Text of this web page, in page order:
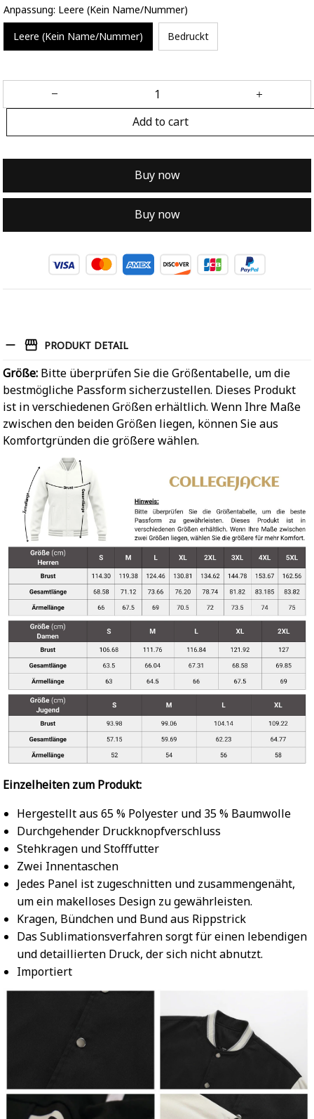
Anpassung: Leere (Kein Name/Nummer)
Leere (Kein Name/Nummer) Bedruckt
Add to cart
Buy now
Buy now
PRODUKT DETAIL
Größe: Bitte überprüfen Sie die Größentabelle, um die
bestmögliche Passform sicherzustellen. Dieses Produkt
ist in verschiedenen Größen erhältlich. Wenn Ihre Maße
zwischen den beiden Größen liegen, können Sie aus
Komfortgründen die größere wählen.
Einzelheiten zum Produkt:
Hergestellt aus 65 % Polyester und 35 % Baumwolle
Durchgehender Druckknopfverschluss
Stehkragen und Stofffutter
Zwei Innentaschen
Jedes Panel ist zugeschnitten und zusammengenäht,
um ein makelloses Design zu gewährleisten.
Kragen, Bündchen und Bund aus Rippstrick
Das Sublimationsverfahren sorgt für einen lebendigen
und detaillierten Druck, der sich nicht abnutzt.
Importiert